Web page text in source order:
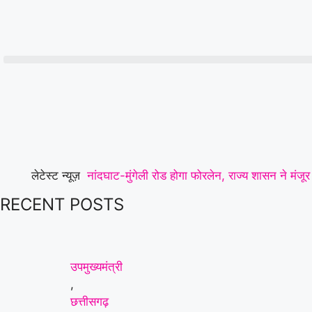
लेटेस्ट न्यूज़ नांदघाट-मुंगेली रोड होगा फोरलेन, राज्य शासन ने
लेकर पटवारियों ने खोला मोर्चा, मुख्य सचिव को सौंपा
का सर्वसम्मति से गठन,शत्रुघ्न यादव ग्रामीण,राहुल
RECENT POSTS
उपमुख्यमंत्री
,
छत्तीसगढ़